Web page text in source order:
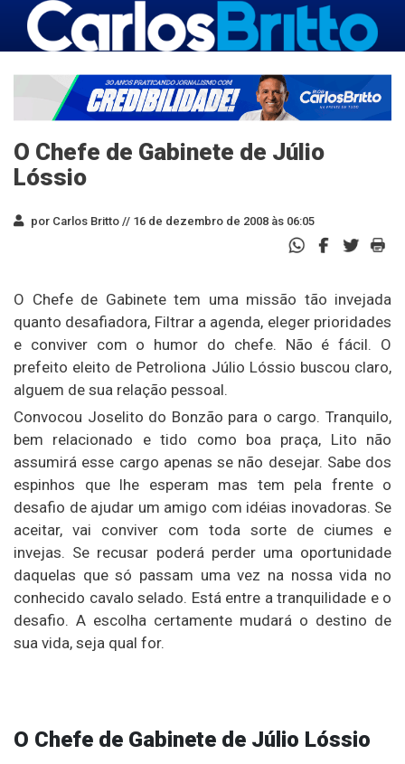
O Chefe de Gabinete de Júlio
Lóssio
por Carlos Britto // 16 de dezembro de 2008 às 06:05
O Chefe de Gabinete tem uma missão tão invejada
quanto desafiadora, Filtrar a agenda, eleger prioridades
e conviver com o humor do chefe. Não é fácil. O
prefeito eleito de Petroliona Júlio Lóssio buscou claro,
alguem de sua relação pessoal.
Convocou Joselito do Bonzão para o cargo. Tranquilo,
bem relacionado e tido como boa praça, Lito não
assumirá esse cargo apenas se não desejar. Sabe dos
espinhos que lhe esperam mas tem pela frente o
desafio de ajudar um amigo com idéias inovadoras. Se
aceitar, vai conviver com toda sorte de ciumes e
invejas. Se recusar poderá perder uma oportunidade
daquelas que só passam uma vez na nossa vida no
conhecido cavalo selado. Está entre a tranquilidade e o
desafio. A escolha certamente mudará o destino de
sua vida, seja qual for.
O Chefe de Gabinete de Júlio Lóssio